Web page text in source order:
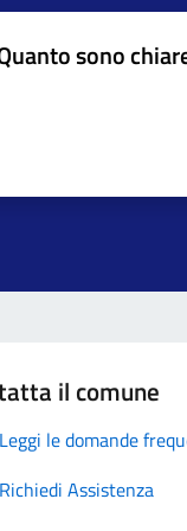
sono
il comune
Leggi le domande
Richiedi Assistenza